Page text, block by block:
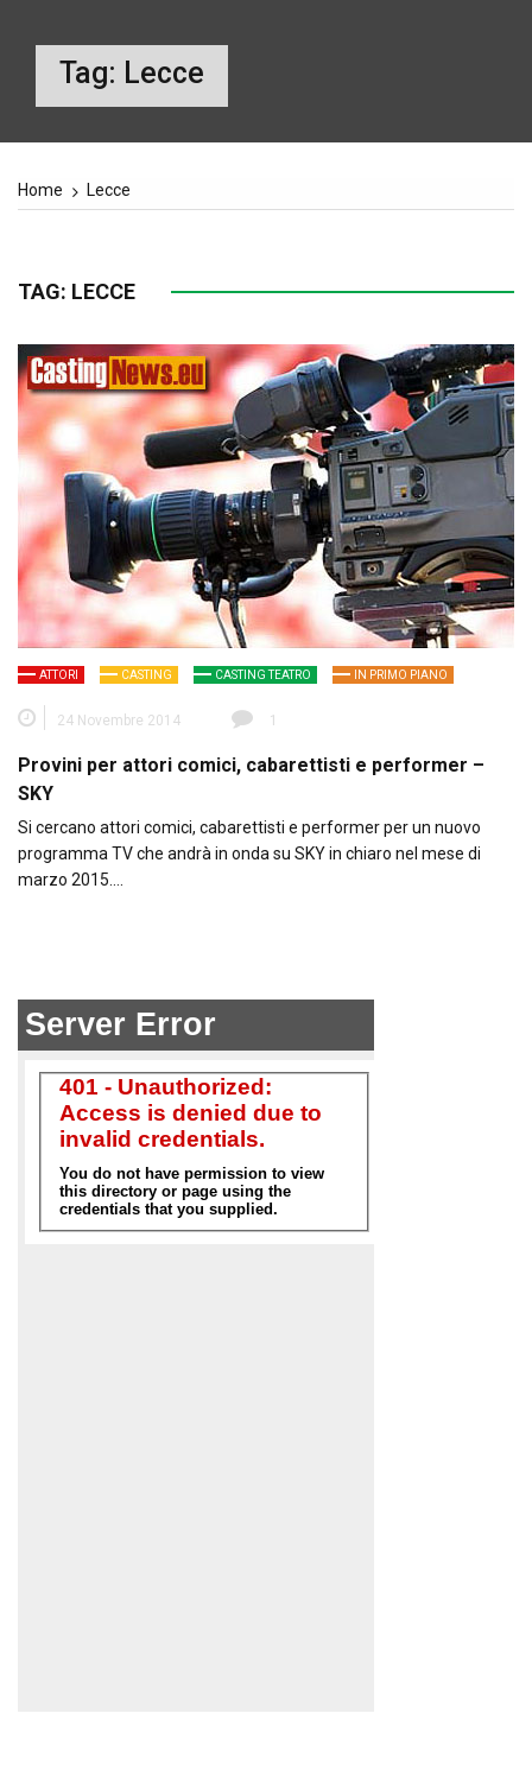
Tag: Lecce
Home Lecce
TAG: LECCE
ATTORI CASTING CASTING TEATRO IN PRIMO PIANO
24 Novembre 2014 1
Provini per attori comici, cabarettisti e performer –
SKY
Si cercano attori comici, cabarettisti e performer per un nuovo
programma TV che andrà in onda su SKY in chiaro nel mese di
marzo 2015….